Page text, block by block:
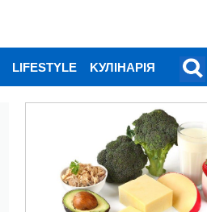
LIFESTYLE KУЛІНАРІЯ